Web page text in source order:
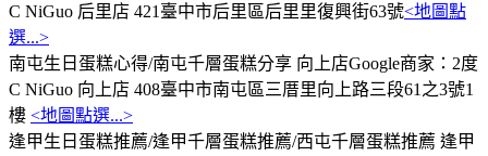
C NiGuo 后里店 421臺中市后里區后里里復興街63號<地圖點
選...>
南屯生日蛋糕心得/南屯千層蛋糕分享 向上店Google商家：2度
C NiGuo 向上店 408臺中市南屯區三厝里向上路三段61之3號1
樓 <地圖點選...>
逢甲生日蛋糕推薦/逢甲千層蛋糕推薦/西屯千層蛋糕推薦 逢甲